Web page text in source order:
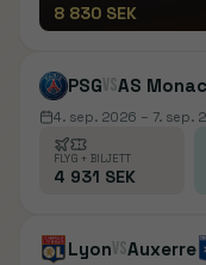
8 830 SEK
PSGvsAS
4. sep. 2026 – 7. sep.
FLYG + BILJETT
4 931 SEK
LyonvsAuxerre